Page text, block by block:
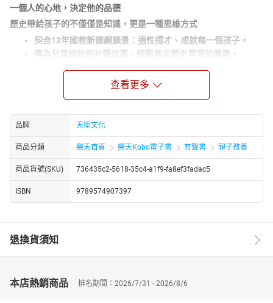
一個人的心地，決定他的品德
歷史帶給孩子的不僅僅是知識，更是一種思維方式
契合12年國教新課綱願景：適性揚才、成就每一個孩子。
專為兒童設計的有聲故事，輕鬆奠定歷史學習的興趣。
雖然當時的人都認為女人做不了大事，也覺得當護士會貶低南
丁格爾的身分，但南丁格爾堅持愛心與智慧，使「女人」和「護
柔且堅定地實行……
頻，另為沙沙仔仔奇遇記的故事音頻，藉由沙沙和仔仔這對小姐
弟，透過魔鏡公公的幫忙，回到十位偉人生長的年代去遊歷探險，
體驗一段深刻難忘的歷史奇遇，進而了解偉人的背景知識，彷彿走
進小小的歷史王國。
「人物介紹」結合「歷史故事」，讓人知己知彼，理解歷史人物曲
折的生命歷程，培養孩子高貴的人格。
1則故事＋1篇討論，引導親子共讀，獲得待人處事的智慧！
查看更多
品牌 天衛文化
商品分類 樂天首頁 樂天Kobo電子書 有聲書 親子教養
商品貨號(SKU) 736435c2-5618-35c4-a1f9-fa8ef3fadac5
ISBN 9789574907397
退換貨須知
本店熱銷商品 排名期間：2026/7/31 - 2026/8/6